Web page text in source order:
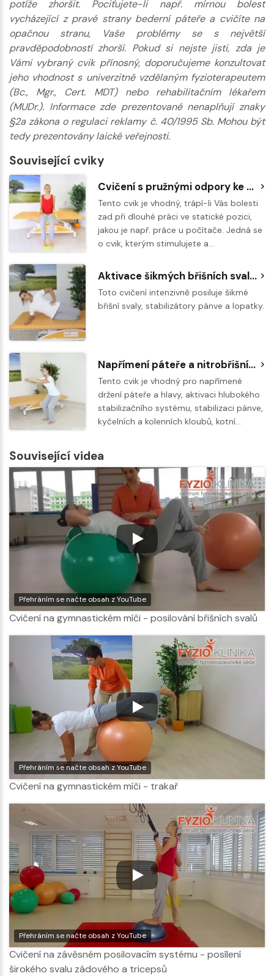
potíže zhoršit. Pociťujete-li např. mírnou bolest
vycházející z pravé strany bederní páteře a cvičíte na
opačnou stranu, Vaše problémy se s největší
pravděpodobností zhorší. Pokud si nejste jisti, zda je
Vámi vybraný cvik přínosný, doporučujeme konzultovat
jeho vhodnost s univerzitně vzdělaným fyzioterapeutem
(Bc., Mgr., Cert. MDT) nebo rehabilitačním lékařem
(MUDr.). Informace zde prezentované nenaplňují znaky
§2a zákona o regulaci reklamy č. 40/1995 Sb. Mohou být
tedy prezentovány laické veřejnosti.
Související cviky
Cvičení s pružnými odpory ke vzpřímenému držení těla
Tento cvik je vhodný, trápí-li Vás bolesti
zad při dlouhé práci ve statické pozici,
jakou je např. práce u počítače. Jedná se
o cvik, kterým stimulujete a…
Aktivace šikmých břišních svalů v šikmém sedu
Toto cvičení intenzivně posiluje šikmé
břišní svaly, stabilizátory pánve a lopatky.
Napřímení páteře a nitrobřišní tlak ve dřepu
Tento cvik je vhodný pro napřímené
držení páteře a hlavy, aktivaci hlubokého
stabilizačního systému, stabilizaci pánve,
kyčelních a kolenních kloubů, kotní…
Související videa
Přehráním se načte obsah z YouTube
Cvičení na gymnastickém míči - posilování břišních svalů
Přehráním se načte obsah z YouTube
Cvičení na gymnastickém míči - trakař
Přehráním se načte obsah z YouTube
Cvičení na závěsném posilovacím systému - posílení
širokého svalu zádového a tricepsů